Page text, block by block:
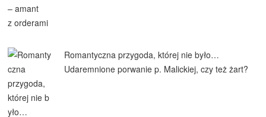
Romantyczna przygoda, której nie było…
Udaremnione porwanie p. Malickiej, czy też żart?